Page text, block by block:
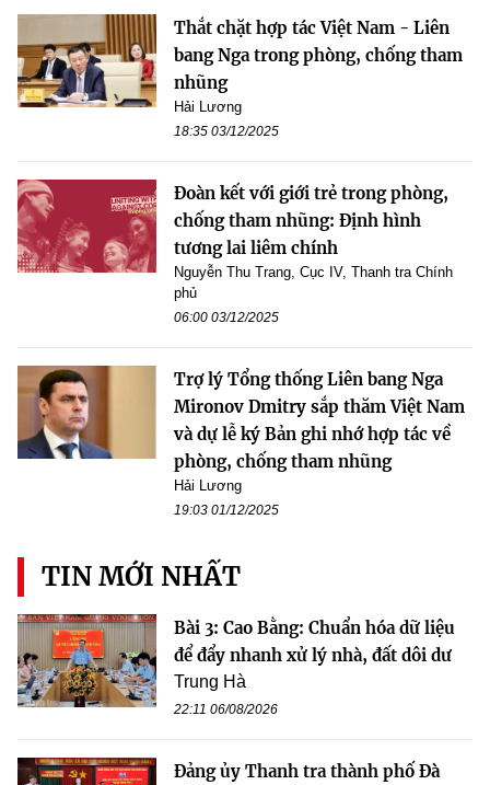
Thắt chặt hợp tác Việt Nam - Liên
bang Nga trong phòng, chống tham
nhũng
Hải Lương
18:35 03/12/2025
Đoàn kết với giới trẻ trong phòng,
chống tham nhũng: Định hình
tương lai liêm chính
Nguyễn Thu Trang, Cục IV, Thanh tra Chính
phủ
06:00 03/12/2025
Trợ lý Tổng thống Liên bang Nga
Mironov Dmitry sắp thăm Việt Nam
và dự lễ ký Bản ghi nhớ hợp tác về
phòng, chống tham nhũng
Hải Lương
19:03 01/12/2025
TIN MỚI NHẤT
Bài 3: Cao Bằng: Chuẩn hóa dữ liệu
để đẩy nhanh xử lý nhà, đất dôi dư
Trung Hà
22:11 06/08/2026
Đảng ủy Thanh tra thành phố Đà